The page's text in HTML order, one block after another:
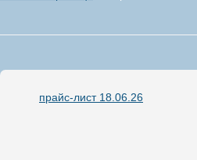
прайс-лист 18.06.26